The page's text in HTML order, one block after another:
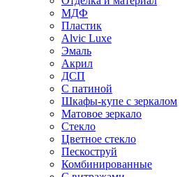
МДФ
Пластик
Alvic Luxe
Эмаль
Акрил
ДСП
С патиной
Шкафы-купе с зеркалом
Матовое зеркало
Стекло
Цветное стекло
Пескоструй
Комбинированные